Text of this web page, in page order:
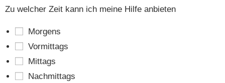
Zu wel­cher Zeit kann ich mei­ne Hil­fe anbieten
Mor­gens
Vor­mit­tags
Mit­tags
Nach­mit­tags